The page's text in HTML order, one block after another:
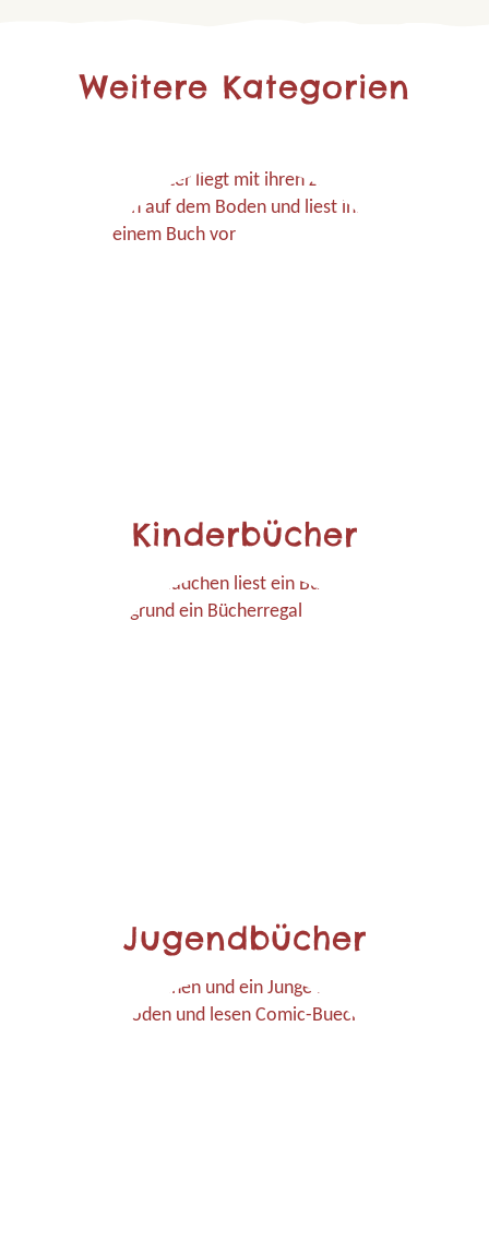
Weitere Kategorien
Kinderbücher
Jugendbücher